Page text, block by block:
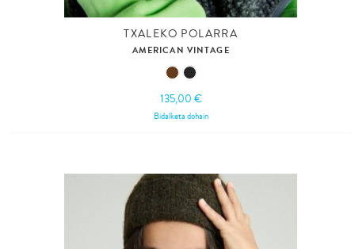
TXALEKO POLARRA
AMERICAN VINTAGE
135,00 €
Bidalketa dohain